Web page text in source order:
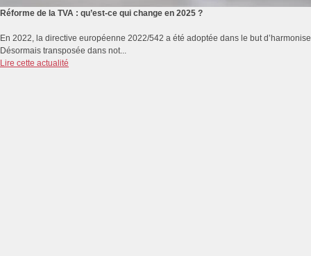
Réforme de la TVA : qu’est-ce qui change en 2025 ?
En 2022, la directive européenne 2022/542 a été adoptée dans le but
Désormais transposée dans not...
Lire cette actualité